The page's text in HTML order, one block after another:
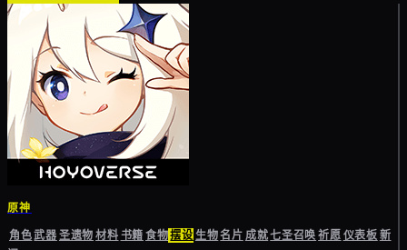
原神
角色武器圣遗物材料书籍食物摆设生物名片成就七圣召唤祈愿仪表板新